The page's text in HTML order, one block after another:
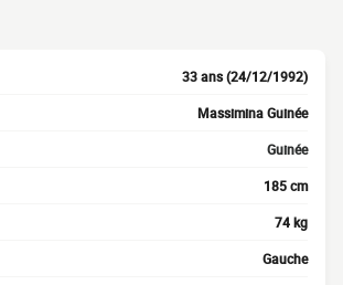
33 ans (24/12/1992)
Massimina Guinée
Guinée
185 cm
74 kg
Gauche